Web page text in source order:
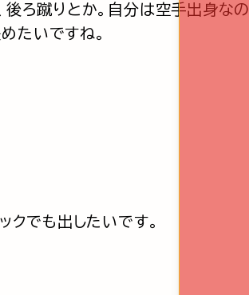
ろ蹴りとか。自分は空手出身なの
たいですね。
でも出したいです。